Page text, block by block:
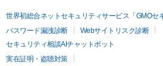
世界初総合ネットセキュリティサービス「GMOセ
パスワード漏洩診断
Webサイトリスク診断
セキュリティ相談AIチャットボット
実在証明・盗聴対策